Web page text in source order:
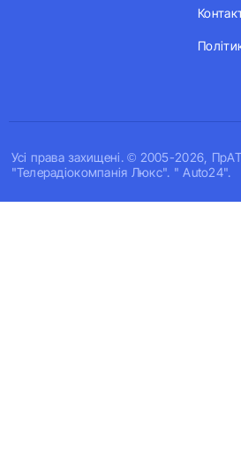
Усi права захищенi. © 2005-2026, ПрАТ
"Телерадіокомпанія Люкс". " Auto24".